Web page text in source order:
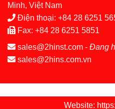
Minh, Việt Nam
Điện thoại: +84 28 6251
Fax: +84 28 6251 5851
sales@2hinst.com - Đang
sales@2hins.com.vn
Website: